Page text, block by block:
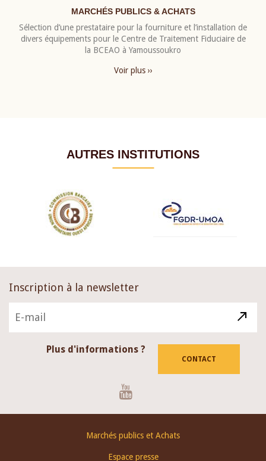
MARCHÉS PUBLICS & ACHATS
Sélection d’une prestataire pour la fourniture et l’installation de
divers équipements pour le Centre de Traitement Fiduciaire de
la BCEAO à Yamoussoukro
Voir plus ››
AUTRES INSTITUTIONS
Inscription à la newsletter
Plus d'informations ?
CONTACT
Marchés publics et Achats
Espace presse